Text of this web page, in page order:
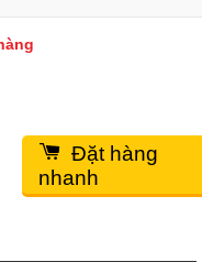
Đặt hàng
nhanh